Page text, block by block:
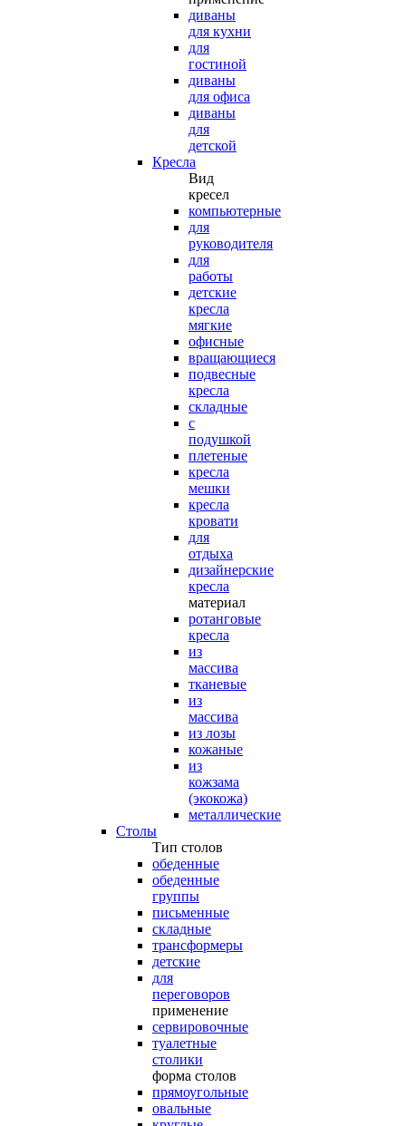
диваны
для кухни
для
гостиной
диваны
для офиса
диваны
для
детской
Кресла
Вид
кресел
компьютерные
для
руководителя
для
работы
детские
кресла
мягкие
офисные
вращающиеся
подвесные
кресла
складные
с
подушкой
плетеные
кресла
мешки
кресла
кровати
для
отдыха
дизайнерские
кресла
материал
ротанговые
кресла
из
массива
тканевые
из
массива
из лозы
кожаные
из
кожзама
(экокожа)
металлические
Столы
Тип столов
обеденные
обеденные
группы
письменные
складные
трансформеры
детские
для
переговоров
применение
сервировочные
туалетные
столики
форма столов
прямоугольные
овальные